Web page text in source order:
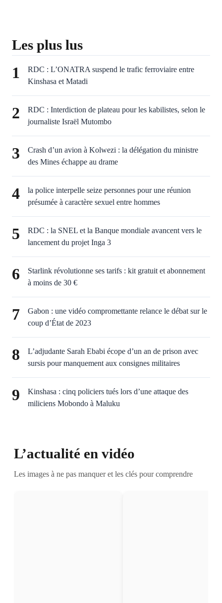
Les plus lus
1
RDC : L’ONATRA suspend le trafic ferroviaire entre
Kinshasa et Matadi
2
RDC : Interdiction de plateau pour les kabilistes, selon le
journaliste Israël Mutombo
3
Crash d’un avion à Kolwezi : la délégation du ministre
des Mines échappe au drame
4
la police interpelle seize personnes pour une réunion
présumée à caractère sexuel entre hommes
5
RDC : la SNEL et la Banque mondiale avancent vers le
lancement du projet Inga 3
6
Starlink révolutionne ses tarifs : kit gratuit et abonnement
à moins de 30 €
7
Gabon : une vidéo compromettante relance le débat sur le
coup d’État de 2023
8
L’adjudante Sarah Ebabi écope d’un an de prison avec
sursis pour manquement aux consignes militaires
9
Kinshasa : cinq policiers tués lors d’une attaque des
miliciens Mobondo à Maluku
L’actualité en vidéo
Les images à ne pas manquer et les clés pour comprendre